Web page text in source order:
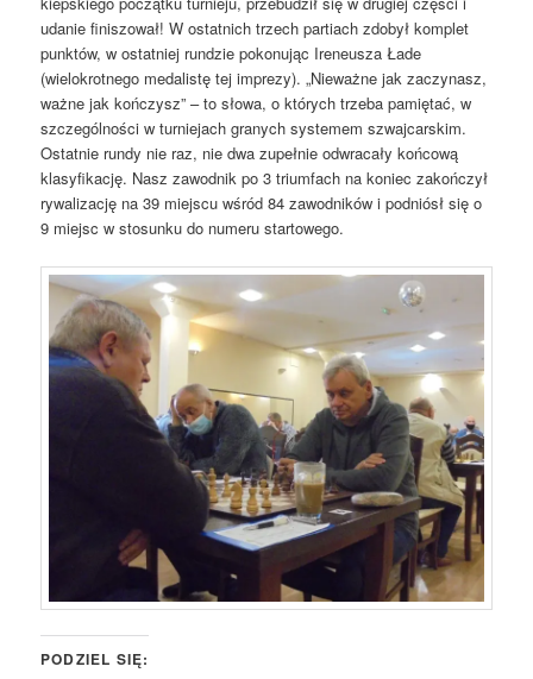
udanie finiszował! W ostatnich trzech partiach zdobył komplet
punktów, w ostatniej rundzie pokonując Ireneusza Łade
(wielokrotnego medalistę tej imprezy). „Nieważne jak zaczynasz,
ważne jak kończysz” – to słowa, o których trzeba pamiętać, w
szczególności w turniejach granych systemem szwajcarskim.
Ostatnie rundy nie raz, nie dwa zupełnie odwracały końcową
klasyfikację. Nasz zawodnik po 3 triumfach na koniec zakończył
rywalizację na 39 miejscu wśród 84 zawodników i podniósł się o
9 miejsc w stosunku do numeru startowego.
PODZIEL SIĘ: